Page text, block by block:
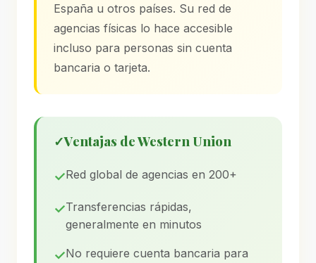
España u otros países. Su red de
agencias físicas lo hace accesible
incluso para personas sin cuenta
bancaria o tarjeta.
✓Ventajas de Western Union
Red global de agencias en 200+
Transferencias rápidas,
generalmente en minutos
No requiere cuenta bancaria para